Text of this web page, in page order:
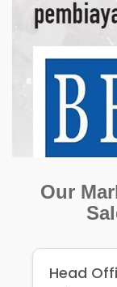
Our
Head